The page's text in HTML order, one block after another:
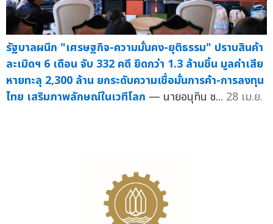
รัฐบาลผนึก "เศรษฐกิจ-ความมั่นคง-ยุติธรรม" ปราบสินค้า
ละเมิดฯ 6 เดือน จับ 332 คดี ยึดกว่า 1.3 ล้านชิ้น มูลค่าเสีย
หายทะลุ 2,300 ล้าน ยกระดับความเชื่อมั่นการค้า-การลงทุน
ไทย เสริมภาพลักษณ์ในเวทีโลก — นายอนุทิน ช... 28 เม.ย.